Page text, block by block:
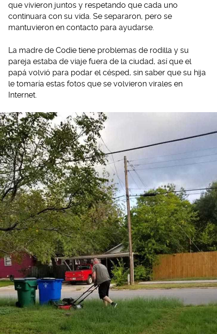
que vivieron juntos y respetando que cada uno
continuara con su vida. Se separaron, pero se
mantuvieron en contacto para ayudarse.
La madre de Codie tiene problemas de rodilla y su
pareja estaba de viaje fuera de la ciudad, así que el
papá volvió para podar el césped, sin saber que su hija
le tomaría estas fotos que se volvieron virales en
Internet.